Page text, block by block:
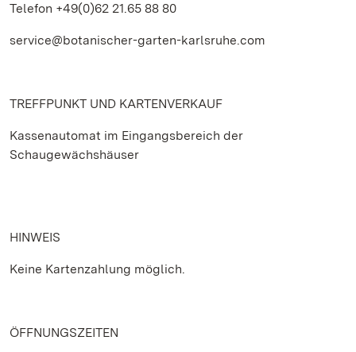
Telefon +49(0)62 21.65 88 80
service@botanischer-garten-karlsruhe.com
TREFFPUNKT UND KARTENVERKAUF
Kassenautomat im Eingangsbereich der
Schaugewächshäuser
HINWEIS
Keine Kartenzahlung möglich.
ÖFFNUNGSZEITEN